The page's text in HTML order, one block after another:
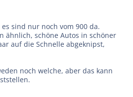
sind nur noch vom 900 da.
ähnlich, schöne Autos in schöner
auf die Schnelle abgeknipst,
noch welche, aber das kann